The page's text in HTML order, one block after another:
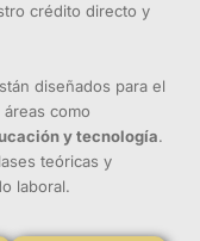
crédito directo y
diseñados para el
como
y tecnología.
teóricas y
laboral.